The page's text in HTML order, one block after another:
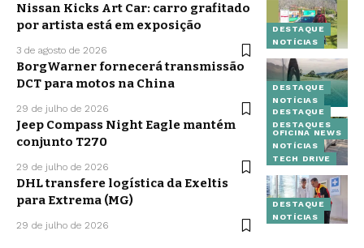
DESTAQUE
NOTÍCIAS
Nissan Kicks Art Car: carro grafitado
por artista está em exposição
3 de agosto de 2026
DESTAQUE
NOTÍCIAS
BorgWarner fornecerá transmissão
DCT para motos na China
29 de julho de 2026
DESTAQUE
DESTAQUES
OFICINA NEWS
NOTÍCIAS
TECH DRIVE
Jeep Compass Night Eagle mantém
conjunto T270
29 de julho de 2026
DESTAQUE
NOTÍCIAS
DHL transfere logística da Exeltis
para Extrema (MG)
29 de julho de 2026